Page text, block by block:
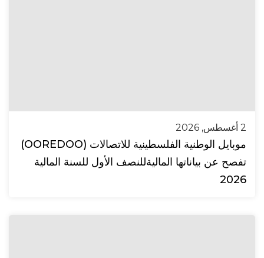
2 أغسطس, 2026
موبايل الوطنية الفلسطينية للاتصالات (OOREDOO)
تفصح عن بياناتها الماليةللنصف الأول للسنة المالية
2026